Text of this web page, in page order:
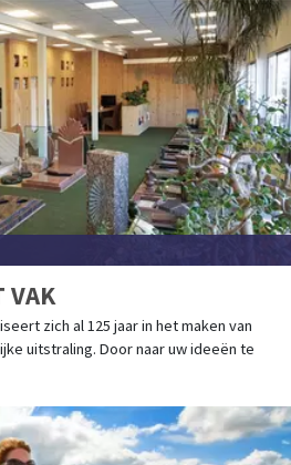
VAK
zich al 125 jaar in het maken van
uitstraling. Door naar uw ideeën te